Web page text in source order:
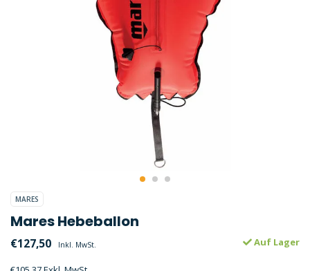
MARES
Mares Hebeballon
€127,50 Inkl. MwSt. Auf Lager